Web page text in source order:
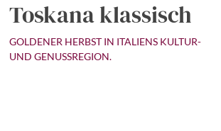
Toskana klassisch
GOLDENER HERBST IN ITALIENS KULTUR-
UND GENUSSREGION.